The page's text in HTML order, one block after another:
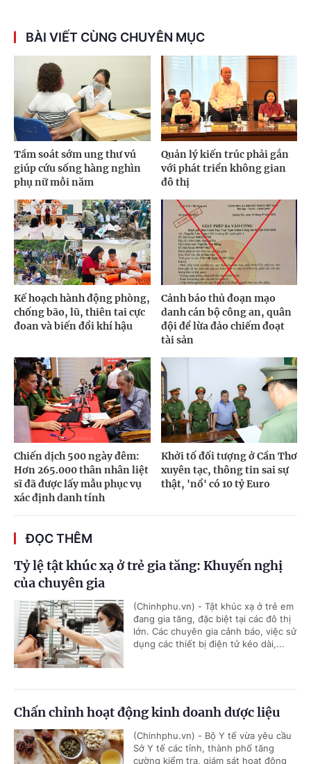
BÀI VIẾT CÙNG CHUYÊN MỤC
Tầm soát sớm ung thư vú
giúp cứu sống hàng nghìn
phụ nữ mỗi năm
Quản lý kiến trúc phải gắn
với phát triển không gian
đô thị
Kế hoạch hành động phòng,
chống bão, lũ, thiên tai cực
đoan và biến đổi khí hậu
Cảnh báo thủ đoạn mạo
danh cán bộ công an, quân
đội để lừa đảo chiếm đoạt
tài sản
Chiến dịch 500 ngày đêm:
Hơn 265.000 thân nhân liệt
sĩ đã được lấy mẫu phục vụ
xác định danh tính
Khởi tố đối tượng ở Cần Thơ
xuyên tạc, thông tin sai sự
thật, 'nổ' có 10 tỷ Euro
ĐỌC THÊM
Tỷ lệ tật khúc xạ ở trẻ gia tăng: Khuyến nghị
của chuyên gia
(Chinhphu.vn) - Tật khúc xạ ở trẻ em
đang gia tăng, đặc biệt tại các đô thị
lớn. Các chuyên gia cảnh báo, việc sử
dụng các thiết bị điện tử kéo dài,...
Chấn chỉnh hoạt động kinh doanh dược liệu
(Chinhphu.vn) - Bộ Y tế vừa yêu cầu
Sở Y tế các tỉnh, thành phố tăng
cường kiểm tra, giám sát hoạt động